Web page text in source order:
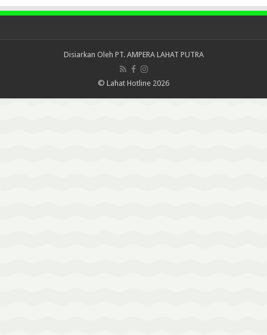
Disiarkan Oleh PT. AMPERA LAHAT PUTRA
© Lahat Hotline 2026